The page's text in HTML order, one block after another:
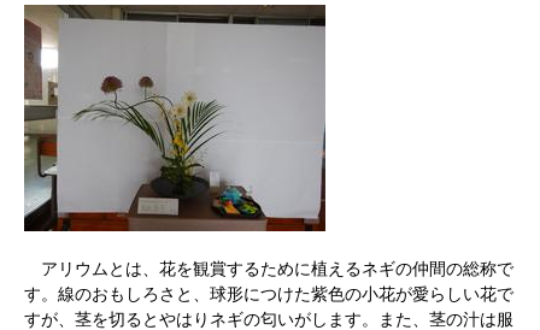
アリウムとは、花を観賞するために植えるネギの仲間の総称で
す。線のおもしろさと、球形につけた紫色の小花が愛らしい花で
すが、茎を切るとやはりネギの匂いがします。また、茎の汁は服